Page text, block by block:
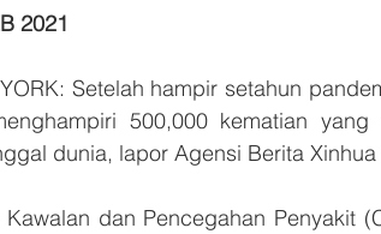
2021
Setelah hampir setahun
500,000 kematian
dunia, lapor Agensi Berita
Kawalan dan Pencegahan Penyakit